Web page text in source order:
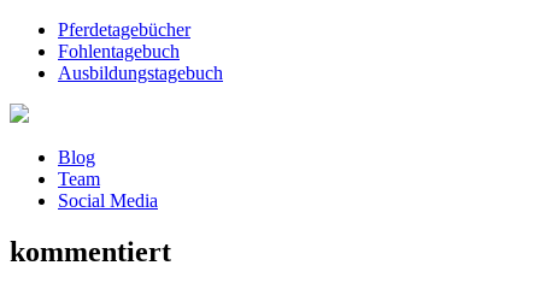
Pferdetagebücher
Fohlentagebuch
Ausbildungstagebuch
Blog
Team
Social Media
kommentiert